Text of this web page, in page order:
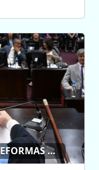
EL GOBERNADOR PROPONE REFORMAS PARA BAJAR EL GASTO POLÍTICO